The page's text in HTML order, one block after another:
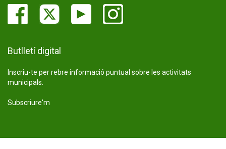
Butlletí digital
Inscriu-te per rebre informació puntual sobre les activitats
municipals.
Subscriure'm